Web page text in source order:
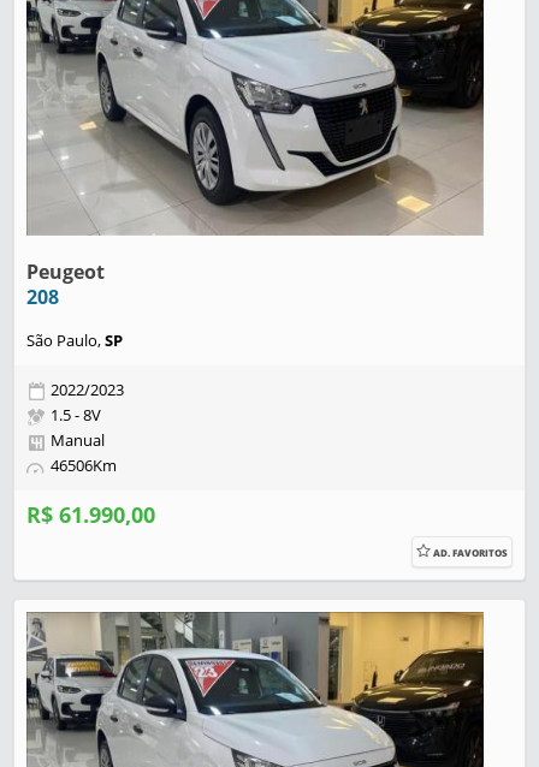
Peugeot
208
São Paulo,SP
2022/2023
1.5 - 8V
Manual
46506Km
R$ 61.990,00
AD. FAVORITOS